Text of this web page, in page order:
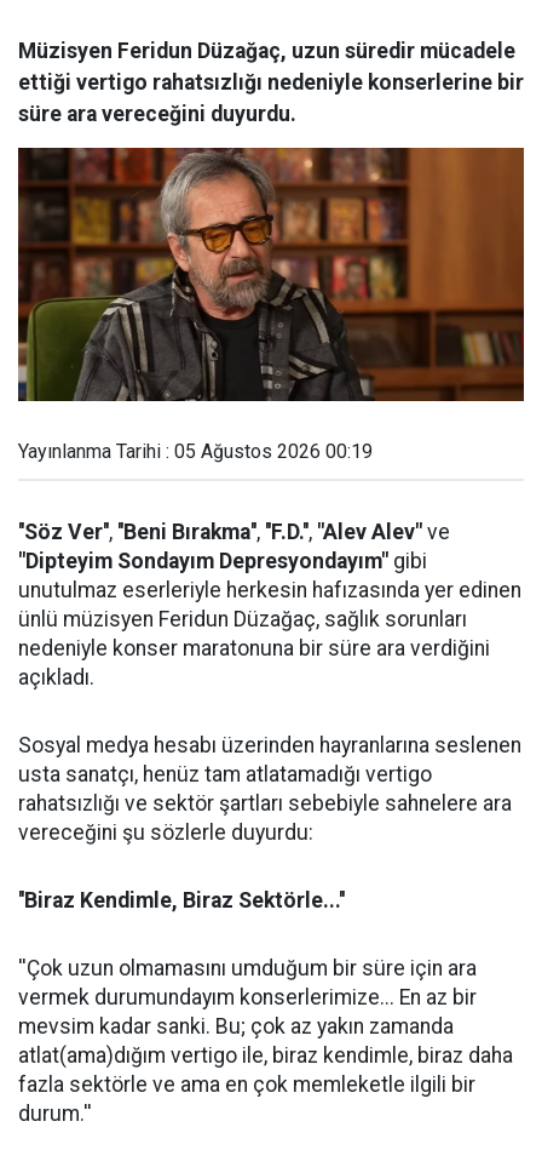
Müzisyen Feridun Düzağaç, uzun süredir mücadele
ettiği vertigo rahatsızlığı nedeniyle konserlerine bir
süre ara vereceğini duyurdu.
Yayınlanma Tarihi : 05 Ağustos 2026 00:19
''Söz Ver'', ''Beni Bırakma'', ''F.D.'', "Alev Alev" ve
"Dipteyim Sondayım Depresyondayım" gibi
unutulmaz eserleriyle herkesin hafızasında yer edinen
ünlü müzisyen Feridun Düzağaç, sağlık sorunları
nedeniyle konser maratonuna bir süre ara verdiğini
açıkladı.
Sosyal medya hesabı üzerinden hayranlarına seslenen
usta sanatçı, henüz tam atlatamadığı vertigo
rahatsızlığı ve sektör şartları sebebiyle sahnelere ara
vereceğini şu sözlerle duyurdu:
''Biraz Kendimle, Biraz Sektörle...''
''Çok uzun olmamasını umduğum bir süre için ara
vermek durumundayım konserlerimize... En az bir
mevsim kadar sanki. Bu; çok az yakın zamanda
atlat(ama)dığım vertigo ile, biraz kendimle, biraz daha
fazla sektörle ve ama en çok memleketle ilgili bir
durum.''